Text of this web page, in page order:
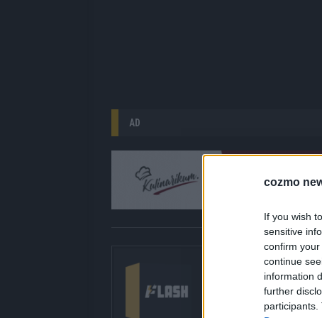
cozmo
If you wish
sensitive
confirm
continue
information
further
AD
Über Redaktion |
Hier gibt’s die
gerade unbedingt
bringen dir die